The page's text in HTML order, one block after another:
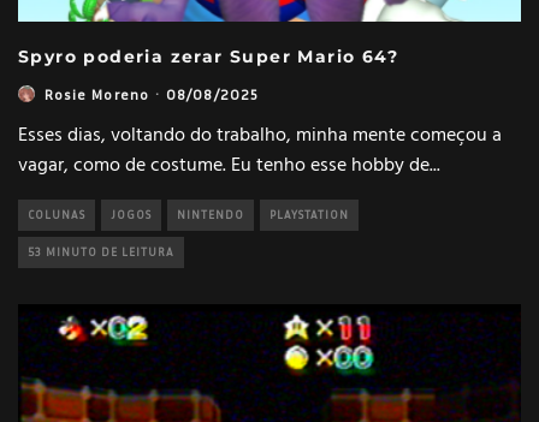
Spyro poderia zerar Super Mario 64?
Rosie Moreno · 08/08/2025
Esses dias, voltando do trabalho, minha mente começou a
vagar, como de costume. Eu tenho esse hobby de...
COLUNAS JOGOS NINTENDO PLAYSTATION
53 MINUTO DE LEITURA